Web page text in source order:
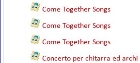
Come Together Songs
Come Together Songs
Come Together Songs
Concerto per chitarra ed archi